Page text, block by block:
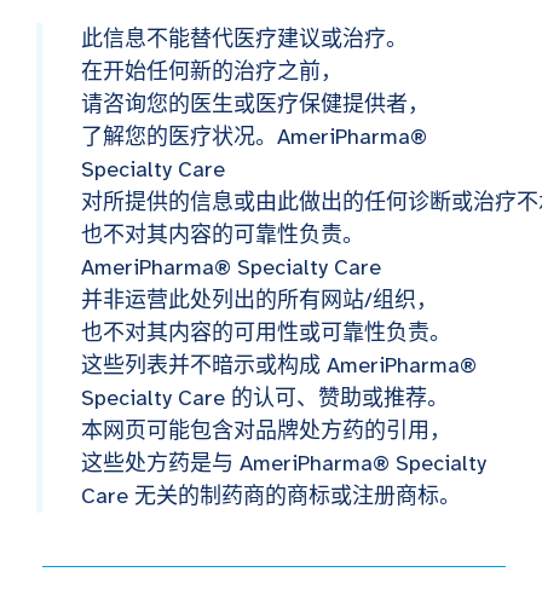
此信息不能替代医疗建议或治疗。
在开始任何新的治疗之前，
请咨询您的医生或医疗保健提供者，
了解您的医疗状况。AmeriPharma®
Specialty Care
对所提供的信息或由此做出的任何诊断或治疗
也不对其内容的可靠性负责。
AmeriPharma® Specialty Care
并非运营此处列出的所有网站/组织，
也不对其内容的可用性或可靠性负责。
这些列表并不暗示或构成 AmeriPharma®
Specialty Care 的认可、赞助或推荐。
本网页可能包含对品牌处方药的引用，
这些处方药是与 AmeriPharma® Specialty
Care 无关的制药商的商标或注册商标。